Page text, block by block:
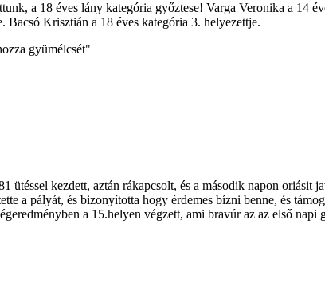
a 18 éves lány kategória győztese! Varga Veronika a 14
Krisztián a 18 éves kategória 3. helyezettje.
gyümélcsét"
kezdett, aztán rákapcsolt, és a második napon
a pályát, és bizonyította hogy érdemes bízni benne, és
a 15.helyen végzett, ami bravúr az az első napi